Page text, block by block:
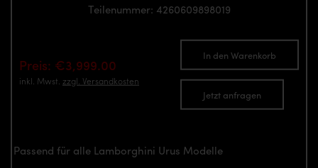
Teilenummer: 4260609898019
Preis: €3,999.00
inkl. Mwst. zzgl. Versandkosten
In den Warenkorb
Jetzt anfragen
Passend für alle Lamborghini Urus Modelle